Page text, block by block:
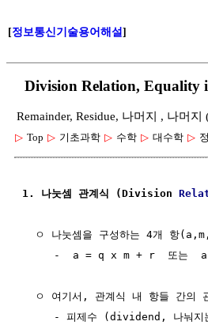
[정보통신기술용어해설]
Division Relation,
Remainder, Residue, 나머지 , 나머
▷ Top ▷ 기초과학 ▷ 수학 ▷ 대수학 ▷
1. 나눗셈 관계식 (Division
ㅇ 나눗셈을 구성하는 4개 항
-  a = q x m + r  또는
ㅇ 여기서, 관계식 내 항들 간의
- 피제수 (dividend, 나눠지